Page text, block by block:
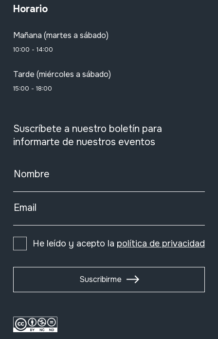
Horario
Mañana (martes a sábado)
10:00 - 14:00
Tarde (miércoles a sábado)
15:00 - 18:00
Suscríbete a nuestro boletín para
informarte de nuestros eventos
Nombre
Email
He leído y acepto la política de privacidad
Suscribirme